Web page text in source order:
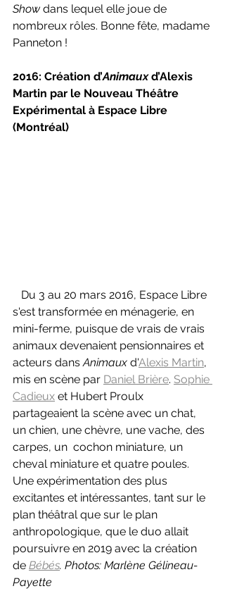
Show dans lequel elle joue de
nombreux rôles. Bonne fête, madame
Panneton !
2016: Création d’Animaux d’Alexis
Martin par le Nouveau Théâtre
Expérimental à Espace Libre
(Montréal)
s'est transformée en ménagerie, en
mini-ferme, puisque de vrais de vrais
animaux devenaient pensionnaires et
acteurs dans Animaux d'Alexis Martin,
mis en scène par Daniel Brière. Sophie
Cadieux et Hubert Proulx
partageaient la scène avec un chat,
un chien, une chèvre, une vache, des
carpes, un  cochon miniature, un
cheval miniature et quatre poules.
Une expérimentation des plus
excitantes et intéressantes, tant sur le
plan théâtral que sur le plan
anthropologique, que le duo allait
poursuivre en 2019 avec la création
de Bébés. Photos: Marlène Gélineau-
Payette